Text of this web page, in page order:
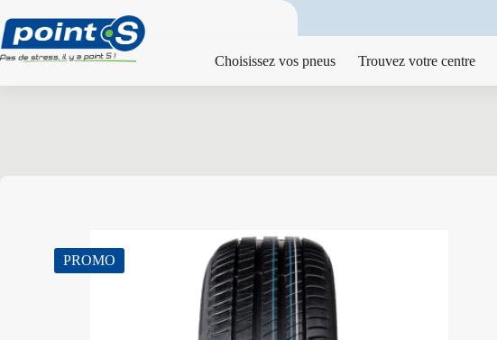
au
contenu
Choisissez vos pneus Trouvez votre centre
PROMO